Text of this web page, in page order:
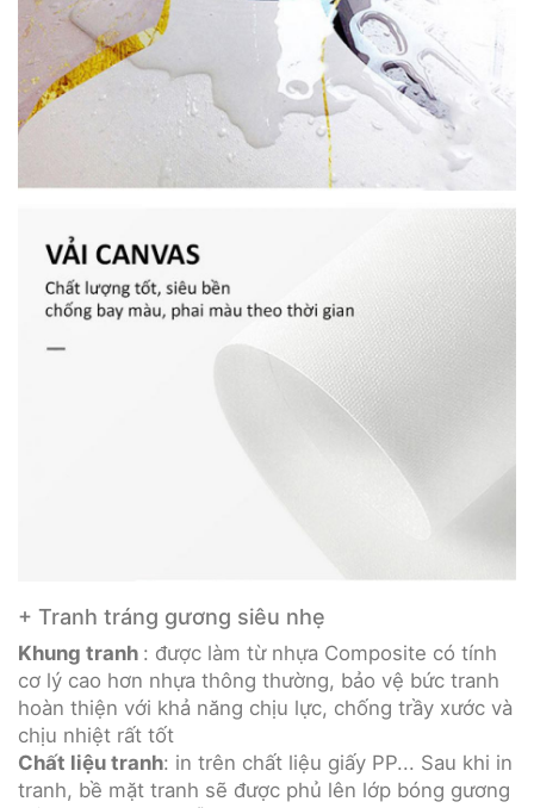
+ Tranh tráng gương siêu nhẹ
Khung tranh : được làm từ nhựa Composite có tính
cơ lý cao hơn nhựa thông thường, bảo vệ bức tranh
hoàn thiện với khả năng chịu lực, chống trầy xước và
chịu nhiệt rất tốt
Chất liệu tranh: in trên chất liệu giấy PP... Sau khi in
tranh, bề mặt tranh sẽ được phủ lên lớp bóng gương